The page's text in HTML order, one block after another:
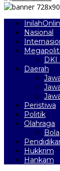
Nasional
DKI
Daerah
Peristiwa
Politik
Olahraga
Bola
Hukkrim
Hankam